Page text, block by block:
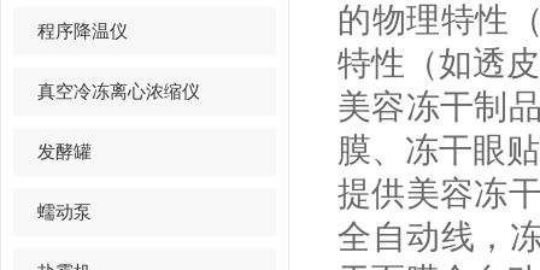
程序降温仪
真空冷冻离心浓缩仪
发酵罐
蠕动泵
的物理特性
特性（如透
美容冻干制
膜、冻干眼
提供美容冻
全自动线，